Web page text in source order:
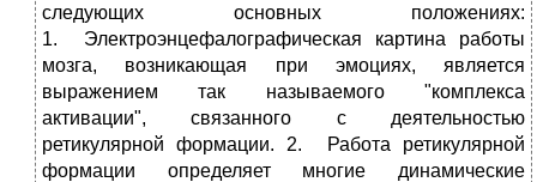
следующих основных положениях:
1. Электроэнцефалографическая картина работы
мозга, возникающая при эмоциях, является
выражением так называемого "комплекса
активации", связанного с деятельностью
ретикулярной формации. 2. Работа ретикулярной
формации определяет многие динамические